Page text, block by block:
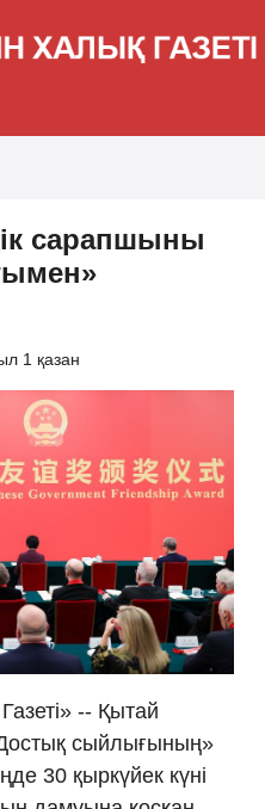
сарапшыны
1 қазан
-- Қытай
сыйлығының»
30 қыркүйек күні